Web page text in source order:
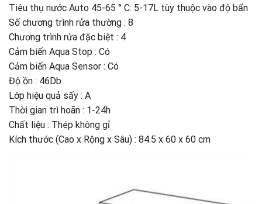
Tiêu thụ nước Auto 45-65 ° C: 5-17L tùy thuộc vào độ bẩn
Số chương trình rửa thường : 8
Chương trình rửa đặc biệt : 4
Cảm biến Aqua Stop : Có
Cảm biến Aqua Sensor : Có
Độ ồn : 46Db
Lớp hiệu quả sấy : A
Thời gian trì hoãn : 1-24h
Chất liệu : Thép không gỉ
Kích thước (Cao x Rộng x Sâu) : 84.5 x 60 x 60 cm